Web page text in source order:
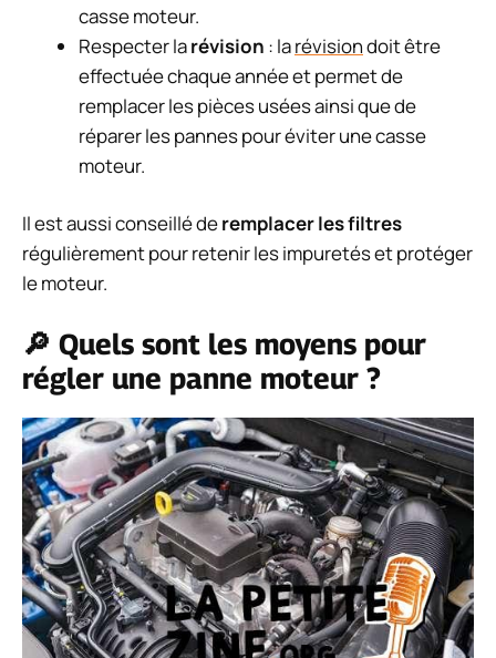
casse moteur.
Respecter larévision : larévisiondoit être
effectuée chaque année et permet de
remplacer les pièces usées ainsi que de
réparer les pannes pour éviter une casse
moteur.
Il est aussi conseillé deremplacer les filtres
régulièrement pour retenir les impuretés et protéger
le moteur.
🔎 Quels sont les moyens pour
régler une panne moteur ?